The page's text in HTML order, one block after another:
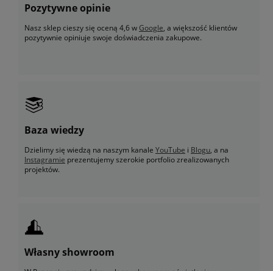
Pozytywne opinie
Nasz sklep cieszy się oceną 4,6 wGoogle, a większość klientów
pozytywnie opiniuje swoje doświadczenia zakupowe.
Baza wiedzy
Dzielimy się wiedzą na naszym kanale YouTube i Blogu, a na
Instagramie prezentujemy szerokie portfolio zrealizowanych
projektów.
Własny showroom